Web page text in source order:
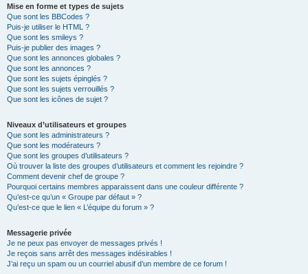
Mise en forme et types de sujets
Que sont les BBCodes ?
Puis-je utiliser le HTML ?
Que sont les smileys ?
Puis-je publier des images ?
Que sont les annonces globales ?
Que sont les annonces ?
Que sont les sujets épinglés ?
Que sont les sujets verrouillés ?
Que sont les icônes de sujet ?
Niveaux d’utilisateurs et groupes
Que sont les administrateurs ?
Que sont les modérateurs ?
Que sont les groupes d’utilisateurs ?
Où trouver la liste des groupes d’utilisateurs et comment les rejoindre ?
Comment devenir chef de groupe ?
Pourquoi certains membres apparaissent dans une couleur différente ?
Qu’est-ce qu’un « Groupe par défaut » ?
Qu’est-ce que le lien « L’équipe du forum » ?
Messagerie privée
Je ne peux pas envoyer de messages privés !
Je reçois sans arrêt des messages indésirables !
J’ai reçu un spam ou un courriel abusif d’un membre de ce forum !